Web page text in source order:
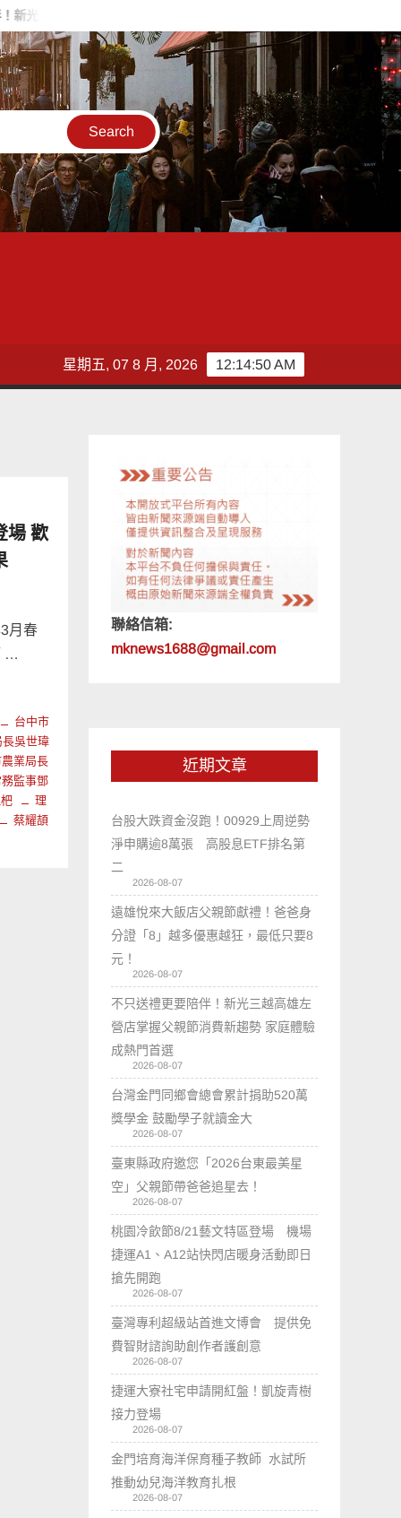
高雄左營店掌握父親節消費新趨勢 家庭體驗成熱門首選
12:14:51 AM
星期五, 07 8 月, 2026
場 歡
月春
…
台中市
吳世瑋
業局長
監事鄧
理
蔡耀頡
聯絡信箱:
mknews1688@gmail.com
近期文章
台股大跌資金沒跑！00929上周逆勢
淨申購逾8萬張 高股息ETF排名第
二
2026-08-07
遠雄悅來大飯店父親節獻禮！爸爸身
分證「8」越多優惠越狂，最低只要8
元！
2026-08-07
不只送禮更要陪伴！新光三越高雄左
營店掌握父親節消費新趨勢 家庭體驗
成熱門首選
2026-08-07
台灣金門同鄉會總會累計捐助520萬
獎學金 鼓勵學子就讀金大
2026-08-07
臺東縣政府邀您「2026台東最美星
空」父親節帶爸爸追星去！
2026-08-07
桃園冷飲節8/21藝文特區登場 機場
捷運A1、A12站快閃店暖身活動即日
搶先開跑
2026-08-07
臺灣專利超級站首進文博會 提供免
費智財諮詢助創作者護創意
2026-08-07
捷運大寮社宅申請開紅盤！凱旋青樹
接力登場
2026-08-07
金門培育海洋保育種子教師 水試所
推動幼兒海洋教育扎根
2026-08-07